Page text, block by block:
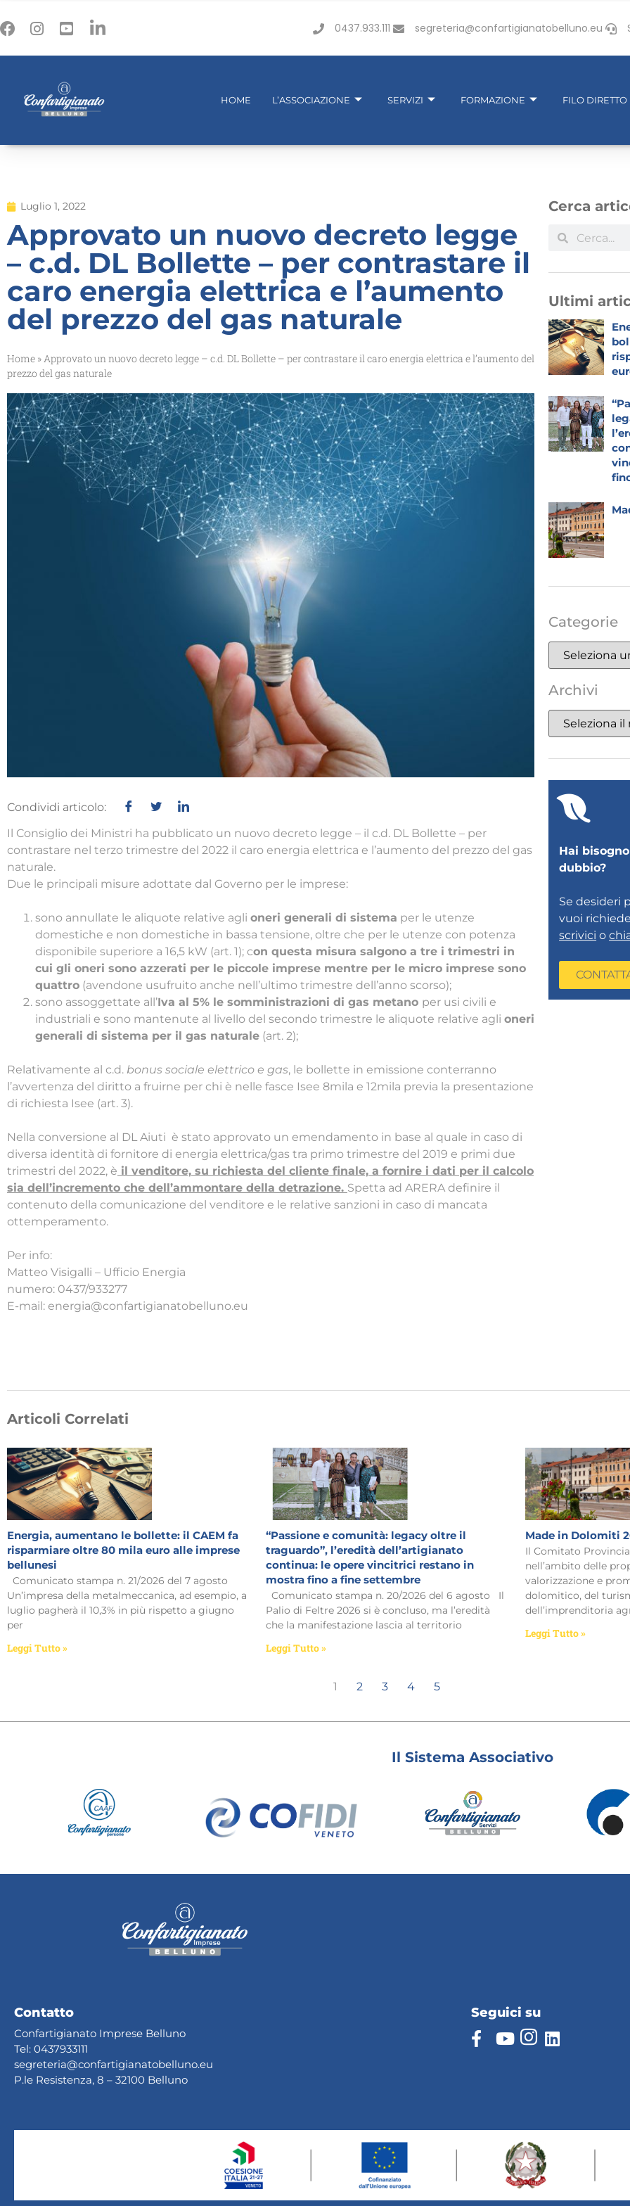
0437.933.111 segreteria@confartigianatobelluno.eu
HOME L’ASSOCIAZIONE SERVIZI FORMAZIONE FILO DIRETTO
Luglio 1, 2022
Approvato un nuovo decreto legge
– c.d. DL Bollette – per contrastare il
caro energia elettrica e l’aumento
del prezzo del gas naturale
Home »Approvato un nuovo decreto legge – c.d. DL Bollette – per contrastare il caro energia elettrica e l’aumento del
prezzo del gas naturale
Condividi articolo:
Il Consiglio dei Ministri ha pubblicato un nuovo decreto legge – il c.d. DL Bollette – per
contrastare nel terzo trimestre del 2022 il caro energia elettrica e l’aumento del prezzo del gas
naturale.
Due le principali misure adottate dal Governo per le imprese:
sono annullate le aliquote relative agli oneri generali di sistema per le utenze
domestiche e non domestiche in bassa tensione, oltre che per le utenze con potenza
disponibile superiore a 16,5 kW (art. 1); con questa misura salgono a tre i trimestri in
cui gli oneri sono azzerati per le piccole imprese mentre per le micro imprese sono
quattro (avendone usufruito anche nell’ultimo trimestre dell’anno scorso);
sono assoggettate all’Iva al 5% le somministrazioni di gas metano per usi civili e
industriali e sono mantenute al livello del secondo trimestre le aliquote relative agli oneri
generali di sistema per il gas naturale (art. 2);
Relativamente al c.d. bonus sociale elettrico e gas, le bollette in emissione conterranno
l’avvertenza del diritto a fruirne per chi è nelle fasce Isee 8mila e 12mila previa la presentazione
di richiesta Isee (art. 3).
Nella conversione al DL Aiuti è stato approvato un emendamento in base al quale in caso di
diversa identità di fornitore di energia elettrica/gas tra primo trimestre del 2019 e primi due
trimestri del 2022, è il venditore, su richiesta del cliente finale, a fornire i dati per il calcolo
sia dell’incremento che dell’ammontare della detrazione. Spetta ad ARERA definire il
contenuto della comunicazione del venditore e le relative sanzioni in caso di mancata
ottemperamento.
Per info:
Matteo Visigalli – Ufficio Energia
numero: 0437/933277
E-mail: energia@confartigianatobelluno.eu
Cerca
Ultimi
Categorie
Archivi
Hai
dubbio?
Se desideri
vuoi
scrivici o
Articoli Correlati
Energia, aumentano le bollette: il CAEM fa
risparmiare oltre 80 mila euro alle imprese
bellunesi
Comunicato stampa n. 21/2026 del 7 agosto
Un’impresa della metalmeccanica, ad esempio, a
luglio pagherà il 10,3% in più rispetto a giugno
per
Leggi Tutto »
“Passione e comunità: legacy oltre il
traguardo”, l’eredità dell’artigianato
continua: le opere vincitrici restano in
mostra fino a fine settembre
Comunicato stampa n. 20/2026 del 6 agosto Il
Palio di Feltre 2026 si è concluso, ma l’eredità
che la manifestazione lascia al territorio
Leggi Tutto »
Made in Dolomiti
Il Comitato
nell’ambito delle
valorizzazione e
dolomitico, del
dell’imprenditoria
Leggi Tutto »
1 2 3 4 5
Il Sistema Associativo
Contatto
Confartigianato Imprese Belluno
Tel: 0437933111
segreteria@confartigianatobelluno.eu
P.le Resistenza, 8 – 32100 Belluno
Seguici su